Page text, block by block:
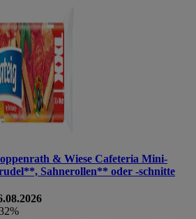
& Wiese Cafeteria Mini-
Sahnerollen** oder -schnitte